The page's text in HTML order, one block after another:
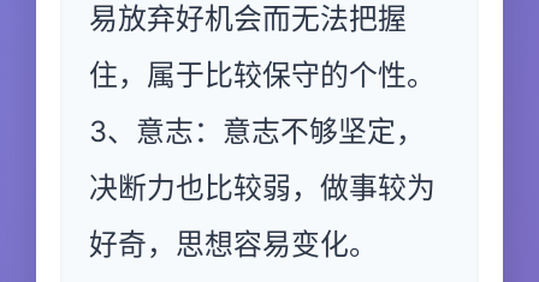
易放弃好机会而无法把握
住，属于比较保守的个性。
3、意志：意志不够坚定，
决断力也比较弱，做事较为
好奇，思想容易变化。